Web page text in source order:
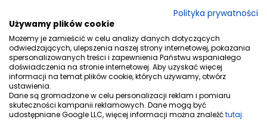
Zmiana nazwiska po rozwodzie jest Twoją decyzją,
a nie obowiązkiem. Sprawdź, jakich formalności
trzeba dopełnić, aby wrócić do nazwiska sprzed
ślubu.
Czytaj więcej
Polityka prywatności
Używamy plików cookie
Możemy je zamieścić w celu analizy danych dotyczących
odwiedzających, ulepszenia naszej strony internetowej, pokazania
spersonalizowanych treści i zapewnienia Państwu wspaniałego
doświadczenia na stronie internetowej. Aby uzyskać więcej
informacji na temat plików cookie, których używamy, otwórz
ustawienia.
Dane są gromadzone w celu personalizacji reklam i pomiaru
skuteczności kampanii reklamowych. Dane mogą być
udostępniane Google LLC, więcej informacji można znaleźćtutaj.